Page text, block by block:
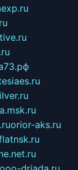
orior-aks.ru